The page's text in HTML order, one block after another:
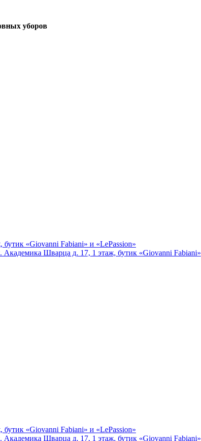
уборов
«Giovanni Fabiani» и «LePassion»
Шварца д. 17, 1 этаж, бутик «Giovanni Fabiani»
«Giovanni Fabiani» и «LePassion»
Шварца д. 17, 1 этаж, бутик «Giovanni Fabiani»